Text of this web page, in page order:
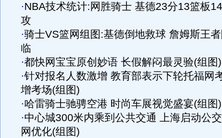
·NBA技术统计:网胜骑士 基德23分13篮板
攻
·骑士VS篮网组图:基德倒地救球 詹姆斯王
临
·都快网宝宝原创妙语 长假解闷最灵验(组图)
·针对报名人数激增 教育部表示下轮托福网
增考场(组图)
·哈雷骑士驰骋空港 时尚车展视觉盛宴(组图)
·中心城300米内乘到公共交通 上海启动公
网优化(组图)